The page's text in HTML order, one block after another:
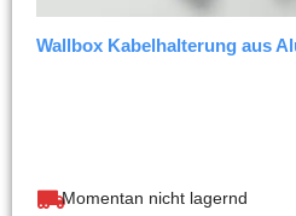
Wallbox Kabelhalterung aus
Momentan nicht lagernd